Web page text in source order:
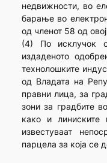
недвижности, во
барање во
од членот 58 од
(4) По исклучок
издаденото
технолошките
од Владата на
правни лица, за
зони за градбите
како и линиските
известуваат
парцела за која се